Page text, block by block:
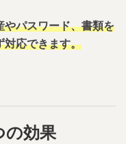
やパスワード、書類を
対応できます。
の効果